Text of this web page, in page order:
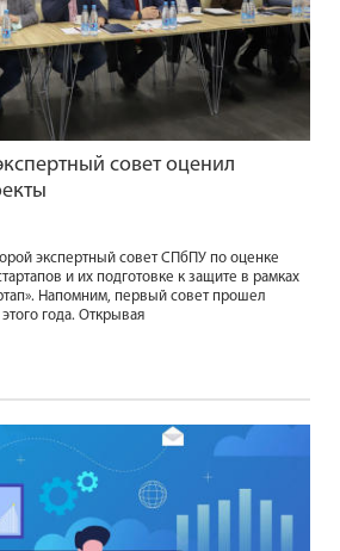
совет оценил
экспертный совет СПбПУ по оценке
и их подготовке к защите в рамках
Напомним, первый совет прошел
года. Открывая